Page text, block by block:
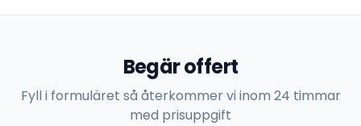
Begär offert
Fyll i formuläret så återkommer vi inom 24 timmar
med prisuppgift